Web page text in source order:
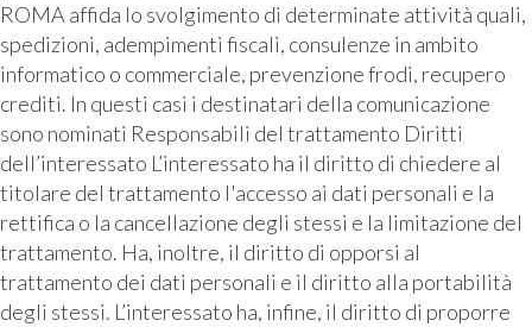
ROMA affida lo svolgimento di determinate attività quali,
spedizioni, adempimenti fiscali, consulenze in ambito
informatico o commerciale, prevenzione frodi, recupero
crediti. In questi casi i destinatari della comunicazione
sono nominati Responsabili del trattamento Diritti
dell’interessato L’interessato ha il diritto di chiedere al
titolare del trattamento l'accesso ai dati personali e la
rettifica o la cancellazione degli stessi e la limitazione del
trattamento. Ha, inoltre, il diritto di opporsi al
trattamento dei dati personali e il diritto alla portabilità
degli stessi. L’interessato ha, infine, il diritto di proporre